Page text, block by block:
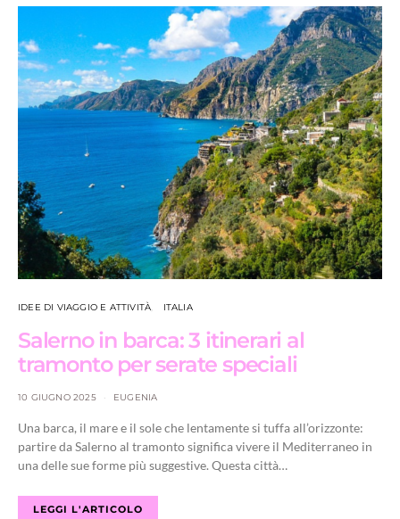
IDEE DI VIAGGIO E ATTIVITÀ ITALIA
Salerno in barca: 3 itinerari al
tramonto per serate speciali
10 GIUGNO 2025 EUGENIA
Una barca, il mare e il sole che lentamente si tuffa all’orizzonte:
partire da Salerno al tramonto significa vivere il Mediterraneo in
una delle sue forme più suggestive. Questa città…
LEGGI L'ARTICOLO